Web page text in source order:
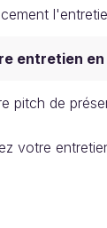
entretien
pitch de
votre